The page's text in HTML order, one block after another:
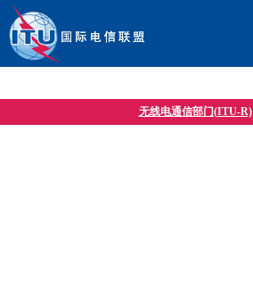
无线电通信部门(ITU-R)